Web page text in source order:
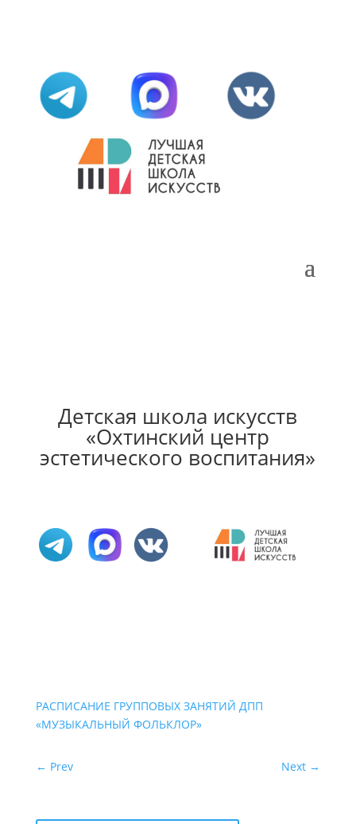
Детская школа искусств
«Охтинский центр
эстетического воспитания»
РАСПИСАНИЕ ГРУППОВЫХ ЗАНЯТИЙ ДПП
«МУЗЫКАЛЬНЫЙ ФОЛЬКЛОР»
← Prev Next →